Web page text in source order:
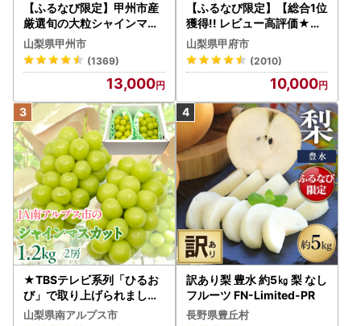
●【返礼品に問題があった場合について】
返礼品お受取り後、すぐに開封し状態をご確認ください。
梱包破損の状態で届いた場合は、配送業者までご連絡くださ
い。
その他、返礼品が破損・傷みが生じていた等、問題が生じて
いた場合は破棄なさらずに保管していただき、早めに下記お
問い合わせ先までご連絡ください。
発送からお日にちを経過してのご連絡は対応いたしかねる場
合がございます。予めご了承ください。
【お問い合わせ】
西都市総合政策課 ふるさと納税専用
TEL：0570-031-104
FAX：0983-43-3654
mail：furusato@city.saito.lg.jp
対応時間：8:30～17:15
【ふるなび限定】甲州市産
厳選旬の大粒シャインマス
カット 約1.3kg 2～3房【2
026年発送】（MG）B12-
472 FN-Limited-VO シャ
インマスカット フルーツ
山梨県甲州市
(1369)
13,000
【ふるなび限定】【総合1位
獲得!! レビュー高評価★】
〈2026年度配送分〉山梨
県産 シャインマスカット 2
～3房（1.0kg以上）シャイ
ン フルーツ FN-Limited-S
P
山梨県甲府市
(2010)
10,000
★TBSテレビ系列「ひるお
び」で取り上げられました
！★＜2026年発送先行予
山梨県南アルプス市
訳あり梨 豊水 約5㎏ 梨 なし
フルーツ FN-Limited-PR
長野県豊丘村